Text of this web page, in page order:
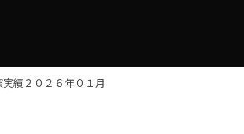
績２０２６年０１月